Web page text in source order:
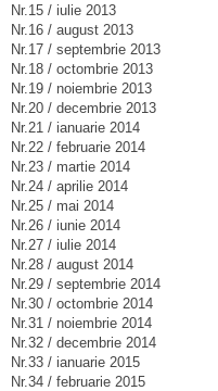
Nr.15 / iulie 2013
Nr.16 / august 2013
Nr.17 / septembrie 2013
Nr.18 / octombrie 2013
Nr.19 / noiembrie 2013
Nr.20 / decembrie 2013
Nr.21 / ianuarie 2014
Nr.22 / februarie 2014
Nr.23 / martie 2014
Nr.24 / aprilie 2014
Nr.25 / mai 2014
Nr.26 / iunie 2014
Nr.27 / iulie 2014
Nr.28 / august 2014
Nr.29 / septembrie 2014
Nr.30 / octombrie 2014
Nr.31 / noiembrie 2014
Nr.32 / decembrie 2014
Nr.33 / ianuarie 2015
Nr.34 / februarie 2015